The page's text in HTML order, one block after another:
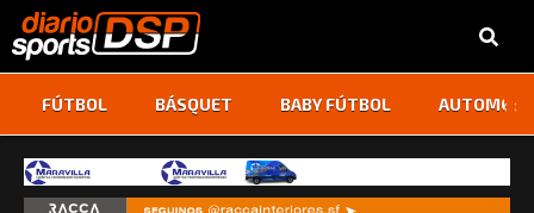
FÚTBOL BÁSQUET BABY FÚTBOL ‹ ›